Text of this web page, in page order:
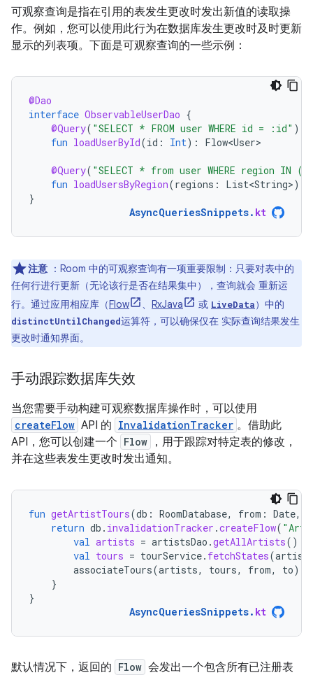
可观察查询是指在引用的表发生更改时发出新值的读取操
作。例如，您可以使用此行为在数据库发生更改时及时更新
显示的列表项。下面是可观察查询的一些示例：
@Dao
interface ObservableUserDao {
@Query( "SELECT * FROM user WHERE id = :id" )
fun loadUserById(id : Int): Flow<User>
@Query( "SELECT * from user WHERE region IN
fun loadUsersByRegion(regions : List<String>):
}
AsyncQueriesSnippets. kt
注意 ：Room 中的可观察查询有一项重要限制：只要对表中的
任何行进行更新（无论该行是否在结果集中），查询就会 重新运
行。通过应用相应库（Flow 、 RxJava 或 LiveData）中的
distinctUntilChanged运算符，可以确保仅在 实际查询结果发生
更改时通知界面。
手动跟踪数据库失效
当您需要手动构建可观察数据库操作时，可以使用
createFlow API 的 InvalidationTracker 。借助此
API，您可以创建一个 Flow
，用于跟踪对特定表的修改，
并在这些表发生更改时发出通知。
fun getArtistTours(db : RoomDatabase, from : Date,
return db . invalidationTracker .createFlow(
val artists = artistsDao .getAllArtists()
val tours = tourService. fetchStates(
associateTours(artists, tours, from, to)
}
}
AsyncQueriesSnippets. kt
默认情况下，返回的 Flow 会发出一个包含所有已注册表